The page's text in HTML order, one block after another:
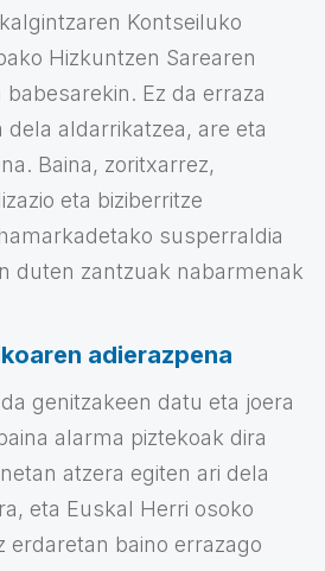
Kontseiluko
Hizkuntzen Sarearen
Ez da erraza
dela aldarrikatzea, are eta
Baina, zoritxarrez,
eta biziberritze
susperraldia
duten zantzuak nabarmenak
adierazpena
genitzakeen datu eta joera
alarma piztekoak dira
atzera egiten ari dela
eta Euskal Herri osoko
erdaretan baino errazago